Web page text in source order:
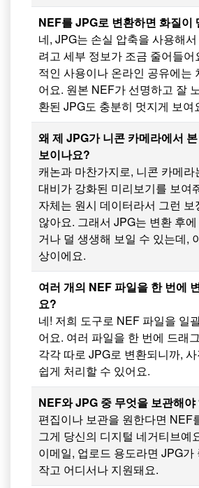
NEF를 JPG로 변환하면 화질이
네, JPG는 손실 압축을 사용해
려고 세부 정보가 조금 줄어들
적인 사용이나 온라인 공유에는
어요. 원본 NEF가 선명하고 잘
환된 JPG도 충분히 멋지게 보여
왜 제 JPG가 니콘 카메라에서
보이나요?
캐논과 마찬가지로, 니콘 카메라
대비가 강화된 미리보기를 보여
자체는 원시 데이터라서 그런 보
않아요. 그래서 JPG는 변환 후
거나 덜 생생해 보일 수 있는데,
상이에요.
여러 개의 NEF 파일을 한 번에
요?
네! 저희 도구로 NEF 파일을 일
어요. 여러 파일을 한 번에 드래
각각 따로 JPG로 변환되니까,
쉽게 처리할 수 있어요.
NEF와 JPG 중 무엇을 보관해
편집이나 보관을 원한다면 NEF
그게 당신의 디지털 네거티브예
이메일, 업로드 용도라면 JPG가
작고 어디서나 지원돼요.